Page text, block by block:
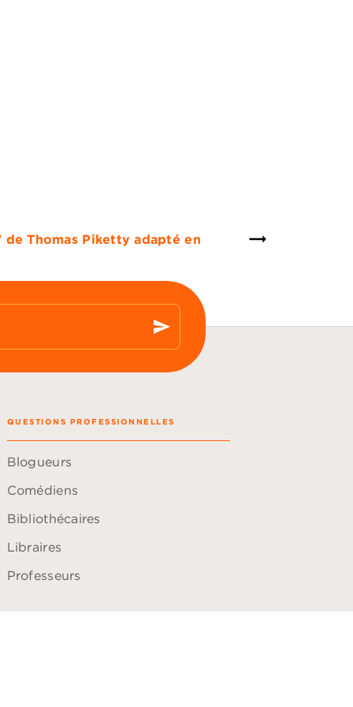
Thomas Piketty adapté en
send
QUESTIONS PROFESSIONNELLES
Blogueurs
Comédiens
Bibliothécaires
Libraires
Professeurs